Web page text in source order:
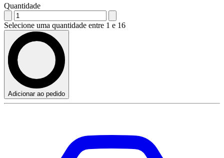
Quantidade
Selecione uma quantidade entre 1 e 16
Adicionar ao pedido